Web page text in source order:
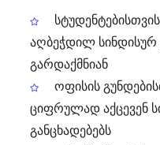
აღბეჭდილ სინდისურ
გარდაქმნიან
ოფისის
ციფრულად აქცევენ
განცხადებებს